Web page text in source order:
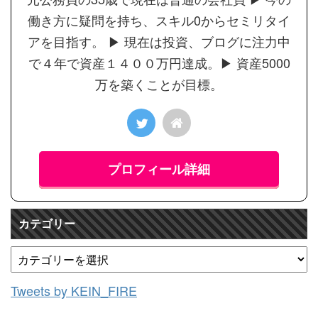
働き方に疑問を持ち、スキル0からセミリタイ
アを目指す。 ▶︎ 現在は投資、ブログに注力中
で４年で資産１４００万円達成。▶︎ 資産5000
万を築くことが目標。
プロフィール詳細
カテゴリー
Tweets by KEIN_FIRE